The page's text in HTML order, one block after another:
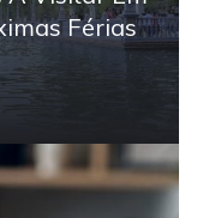
Férias